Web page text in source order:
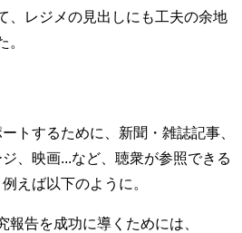
、レジメの見出しにも工夫の余地
。
トするために、新聞・雑誌記事、
、映画...など、聴衆が参照できる
えば以下のように。
報告を成功に導くためには、